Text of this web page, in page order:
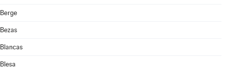
Berge
Bezas
Blancas
Blesa